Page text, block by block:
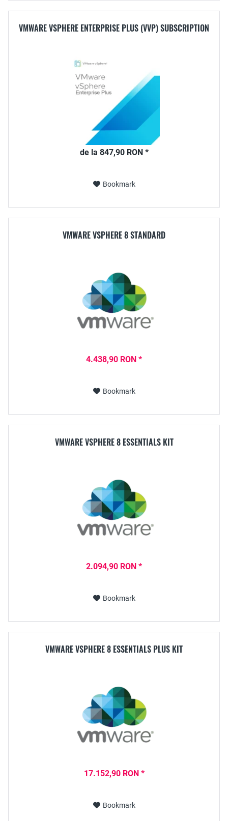
VMWARE VSPHERE ENTERPRISE PLUS (VVP) SUBSCRIPTION
de la 847,90 RON *
Bookmark
VMWARE VSPHERE 8 STANDARD
4.438,90 RON *
Bookmark
VMWARE VSPHERE 8 ESSENTIALS KIT
2.094,90 RON *
Bookmark
VMWARE VSPHERE 8 ESSENTIALS PLUS KIT
17.152,90 RON *
Bookmark